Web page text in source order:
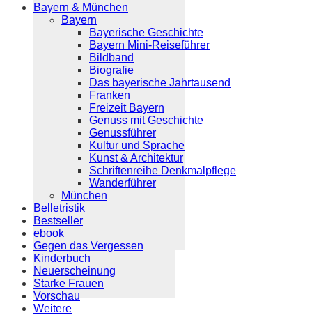
Bayern & München
Bayern
Bayerische Geschichte
Bayern Mini-Reiseführer
Bildband
Biografie
Das bayerische Jahrtausend
Franken
Freizeit Bayern
Genuss mit Geschichte
Genussführer
Kultur und Sprache
Kunst & Architektur
Schriftenreihe Denkmalpflege
Wanderführer
München
Belletristik
Bestseller
ebook
Gegen das Vergessen
Kinderbuch
Neuerscheinung
Starke Frauen
Vorschau
Weitere